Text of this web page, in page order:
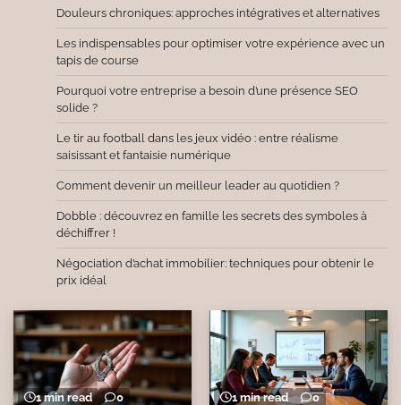
Douleurs chroniques: approches intégratives et alternatives
Les indispensables pour optimiser votre expérience avec un
tapis de course
Pourquoi votre entreprise a besoin d’une présence SEO
solide ?
Le tir au football dans les jeux vidéo : entre réalisme
saisissant et fantaisie numérique
Comment devenir un meilleur leader au quotidien ?
Dobble : découvrez en famille les secrets des symboles à
déchiffrer !
Négociation d’achat immobilier: techniques pour obtenir le
prix idéal
1 min read 0 1 min read 0